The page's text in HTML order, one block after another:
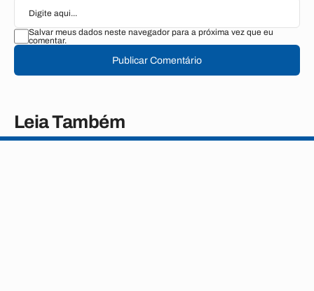
Salvar meus dados neste navegador para a próxima vez que eu
comentar.
Publicar Comentário
Leia Também